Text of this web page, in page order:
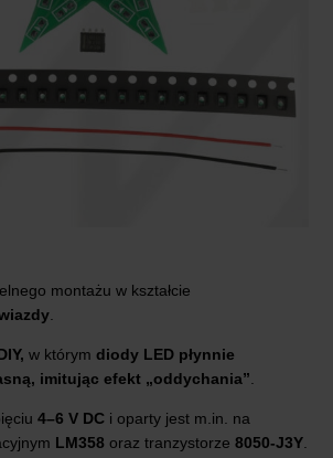
montażu w kształcie
w którym diody LED płynnie
imitując efekt „oddychania”
4–6 V DC i oparty jest m.in. na
LM358 oraz tranzystorze 8050-J3Y